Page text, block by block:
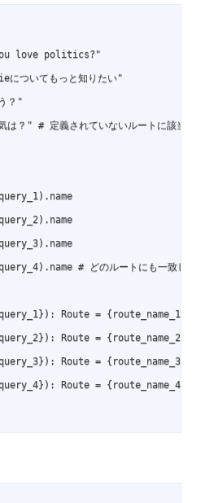
love politics?"
ついてもっと知りたい"
？"
？" # 定義されていないルートに該当する
# どのルートにも一致しない
Route = {route_name_1}")
Route = {route_name_2}")
Route = {route_name_3}")
Route = {route_name_4}")